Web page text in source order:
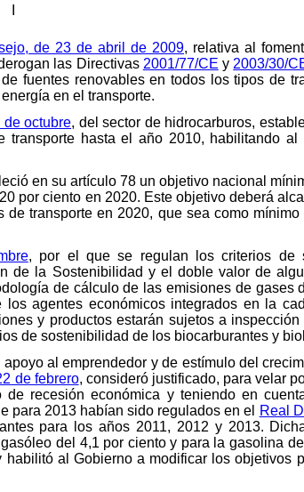
de 23 de abril de 2009, relativa al
las Directivas 2001/77/CE y 2003/30/
fuentes renovables en todos los tipos de
en el transporte.
octubre, del sector de hidrocarburos,
hasta el año 2010, habilitando al
en su artículo 78 un objetivo nacional
por ciento en 2020. Este objetivo deberá
transporte en 2020, que sea como
, por el que se regulan los criterios de
de la Sostenibilidad y el doble valor de
de cálculo de las emisiones de gases
agentes económicos integrados en la
y productos estarán sujetos a
de sostenibilidad de los biocarburantes y
al emprendedor y de estímulo del
de febrero, consideró justificado, para velar
recesión económica y teniendo en
para 2013 habían sido regulados en el
Real
para los años 2011, 2012 y 2013.
del 4,1 por ciento y para la gasolina
al Gobierno a modificar los objetivos